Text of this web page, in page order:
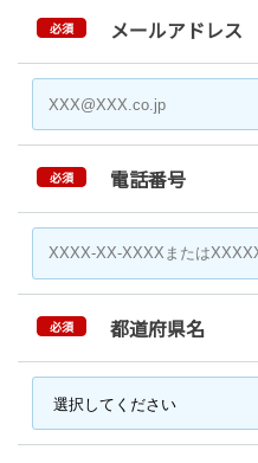
必須 メールアドレス
必須 電話番号
必須 都道府県名